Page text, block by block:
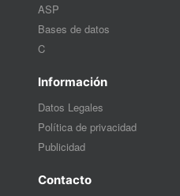
ASP
Bases de datos
C
Información
Datos Legales
Política de privacidad
Publicidad
Contacto